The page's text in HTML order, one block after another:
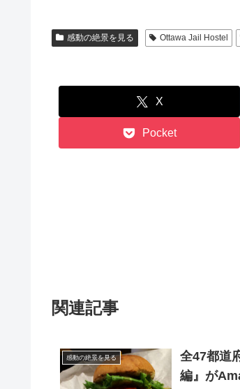
感動の絶景を見る Ottawa Jail Hostel
X
Pocket
関連記事
感動の絶景を見る
全47都道
編』が